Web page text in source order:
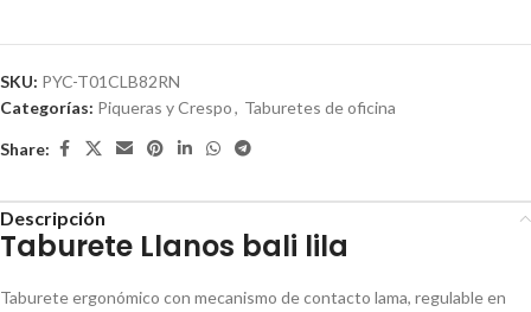
SKU: PYC-T01CLB82RN
Categorías: Piqueras y Crespo, Taburetes de oficina
Share:
Descripción
Taburete Llanos bali lila
Taburete ergonómico con mecanismo de contacto lama, regulable en